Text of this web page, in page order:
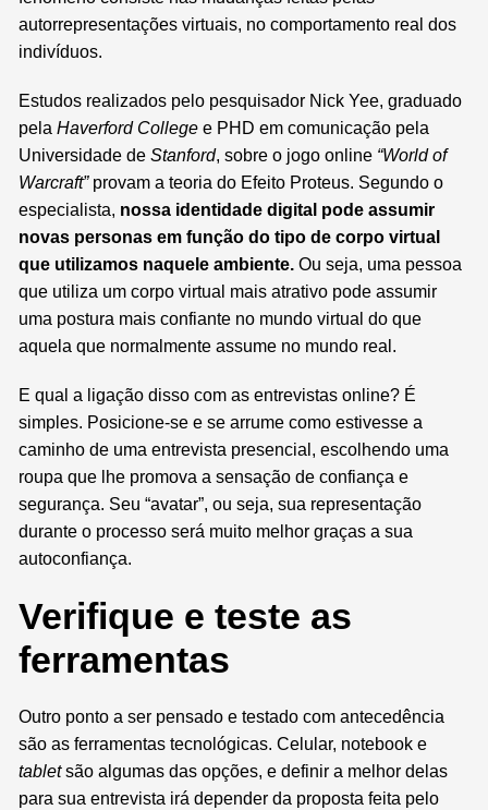
autorrepresentações virtuais, no comportamento real dos
indivíduos.
Estudos realizados pelo pesquisador Nick Yee, graduado
pelaHaverford College e PHD em comunicação pela
Universidade deStanford, sobre o jogo online “World of
Warcraft”provam a teoria do Efeito Proteus. Segundo o
especialista, nossa identidade digital pode assumir
novas personas em função do tipo de corpo virtual
que utilizamos naquele ambiente. Ou seja, uma pessoa
que utiliza um corpo virtual mais atrativo pode assumir
uma postura mais confiante no mundo virtual do que
aquela que normalmente assume no mundo real.
E qual a ligação disso com as entrevistas online? É
simples. Posicione-se e se arrume como estivesse a
caminho de uma entrevista presencial, escolhendo uma
roupa que lhe promova a sensação de confiança e
segurança. Seu “avatar”, ou seja, sua representação
durante o processo será muito melhor graças a sua
autoconfiança.
Verifique e teste as
ferramentas
Outro ponto a ser pensado e testado com antecedência
são as ferramentas tecnológicas. Celular, notebook e
tabletsão algumas das opções, e definir a melhor delas
para sua entrevista irá depender da proposta feita pelo